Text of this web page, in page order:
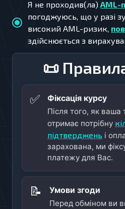
📜
✅
Фіксація курсу
Після того, як ваша
отримає потрібну
підтверджень і
зарахована, ми
платежу для Вас.
📝
Умови згоди
Перед обміном ви
Я не проходив(ла) AML-
погоджуюсь, що у разі
високий AML-ризик,
здійснюється з